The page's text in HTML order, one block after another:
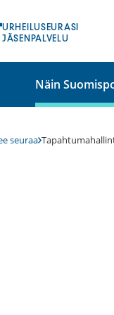
URHEILUSEURASI
JÄSENPALVELU
Näin
seuraa